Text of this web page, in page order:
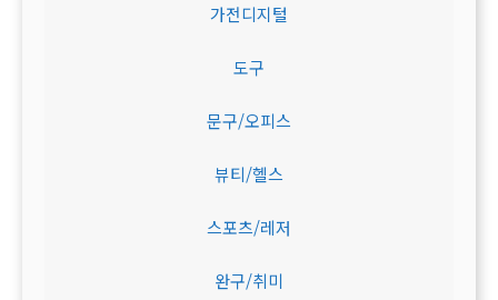
가전디지털
도구
문구/오피스
뷰티/헬스
스포츠/레저
완구/취미